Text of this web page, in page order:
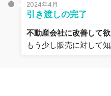
2024年4月
引き渡しの完了
不動産会社に改善して
もう少し販売に対して